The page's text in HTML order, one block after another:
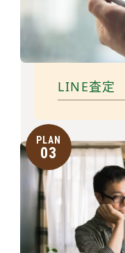
LINE査定
PLAN
03